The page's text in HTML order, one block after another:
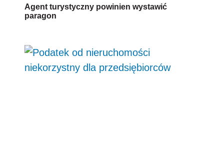
Agent turystyczny powinien wystawić
paragon